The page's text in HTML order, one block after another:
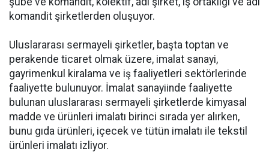
komandit şirketlerden oluşuyor.
Uluslararası sermayeli şirketler, başta toptan ve
perakende ticaret olmak üzere, imalat sanayi,
gayrimenkul kiralama ve iş faaliyetleri sektörlerinde
faaliyette bulunuyor. İmalat sanayiinde faaliyette
bulunan uluslararası sermayeli şirketlerde kimyasal
madde ve ürünleri imalatı birinci sırada yer alırken,
bunu gıda ürünleri, içecek ve tütün imalatı ile tekstil
ürünleri imalatı izliyor.